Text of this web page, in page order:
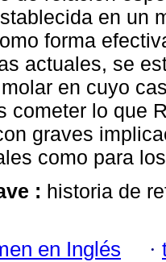
en un
forma
actuales, se
en cuyo
cometer lo que
graves
como para
: historia de
en Inglés ·